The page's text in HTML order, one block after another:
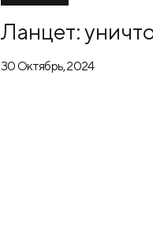
Ланцет:
30 Октябрь, 2024